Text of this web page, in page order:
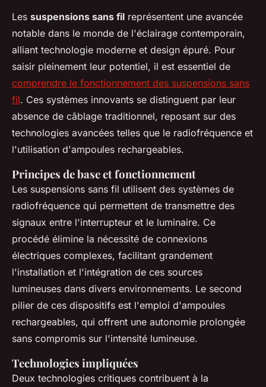
Les suspensions sans fil représentent une avancée
notable dans le monde de l'éclairage contemporain,
alliant technologie moderne et design épuré. Pour
saisir pleinement leur potentiel, il est essentiel de
comprendre le fonctionnement des suspensions sans
fil. Ces systèmes innovants se distinguent par leur
absence de câblage traditionnel, reposant sur des
technologies avancées telles que le radiofréquence et
l'utilisation d'ampoules rechargeables.
Principes de base et fonctionnement
Les suspensions sans fil utilisent des systèmes de
radiofréquence qui permettent de transmettre des
signaux entre l'interrupteur et le luminaire. Ce
procédé élimine la nécessité de connexions
électriques complexes, facilitant grandement
l'installation et l'intégration de ces sources
lumineuses dans divers environnements. Le second
pilier de ces dispositifs est l'emploi d'ampoules
rechargeables, qui offrent une autonomie prolongée
sans compromis sur l'intensité lumineuse.
Technologies impliquées
Deux technologies critiques contribuent à la